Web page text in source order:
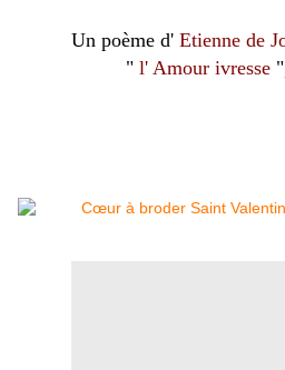
Un poème d' Etienne de
" l' Amour ivresse